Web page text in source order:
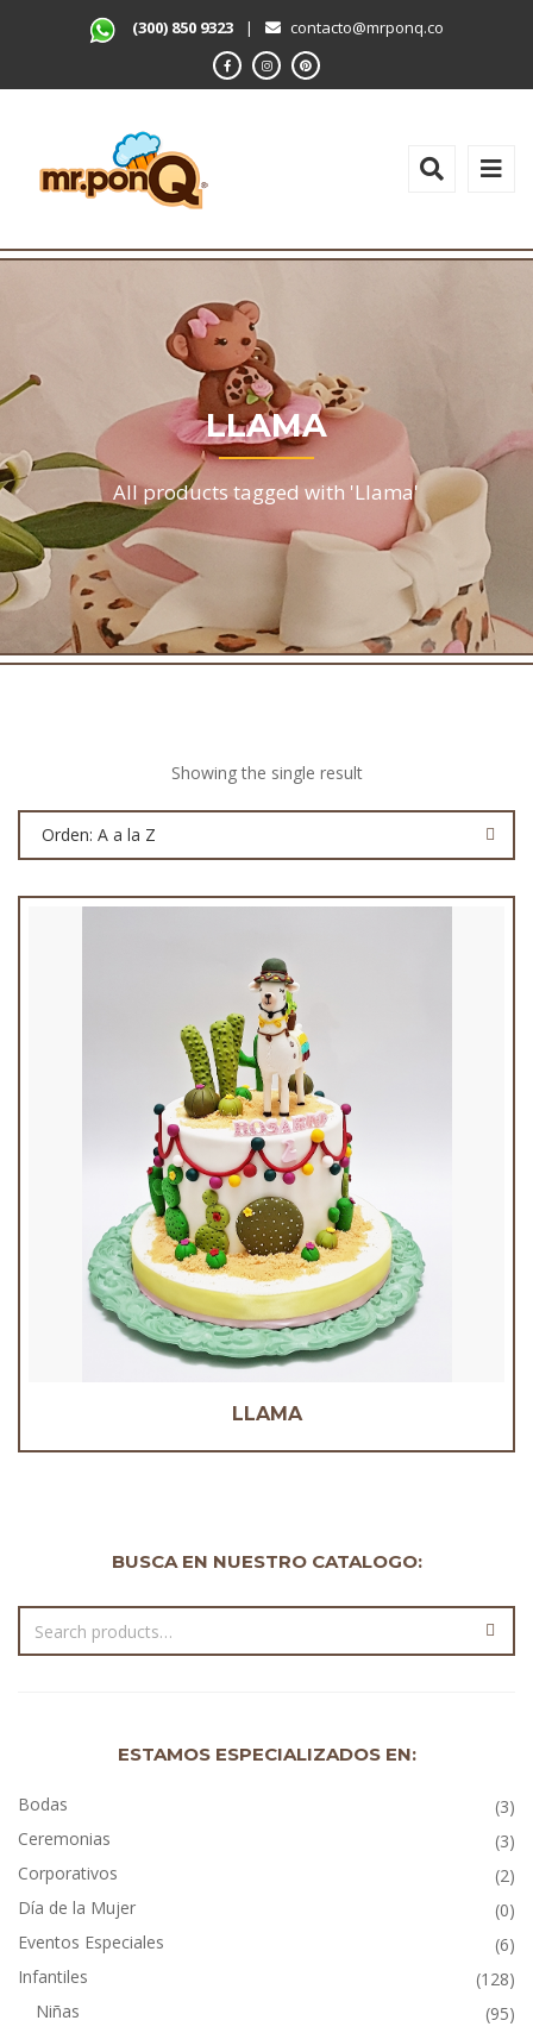
(300) 850 9323 | contacto@mrponq.co
LLAMA
All products tagged with 'Llama'
Showing the single result
Orden: A a la Z
LLAMA
BUSCA EN NUESTRO CATALOGO:
ESTAMOS ESPECIALIZADOS EN:
Bodas
(3)
Ceremonias
(3)
Corporativos
(2)
Día de la Mujer
(0)
Eventos Especiales
(6)
Infantiles
(128)
Niñas
(95)